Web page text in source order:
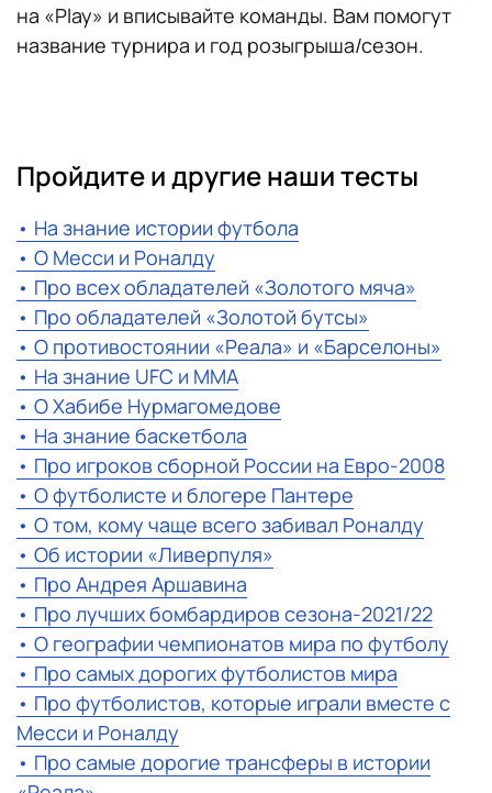
на «Play» и вписывайте команды. Вам помогут
название турнира и год розыгрыша/сезон.
​​Пройдите и другие наши тесты
• На знание истории футбола
• О Месси и Роналду
• Про всех обладателей «Золотого мяча»
• Про обладателей «Золотой бутсы»
• О противостоянии «Реала» и «Барселоны»
• На знание UFC и ММА
• О Хабибе Нурмагомедове
• На знание баскетбола
• Про игроков сборной России на Евро-2008
• О футболисте и блогере Пантере
• О том, кому чаще всего забивал Роналду
• Об истории «Ливерпуля»
• Про Андрея Аршавина
• Про лучших бомбардиров сезона-2021/22
• О географии чемпионатов мира по футболу
• Про самых дорогих футболистов мира
• Про футболистов, которые играли вместе с
Месси и Роналду
• Про самые дорогие трансферы в истории